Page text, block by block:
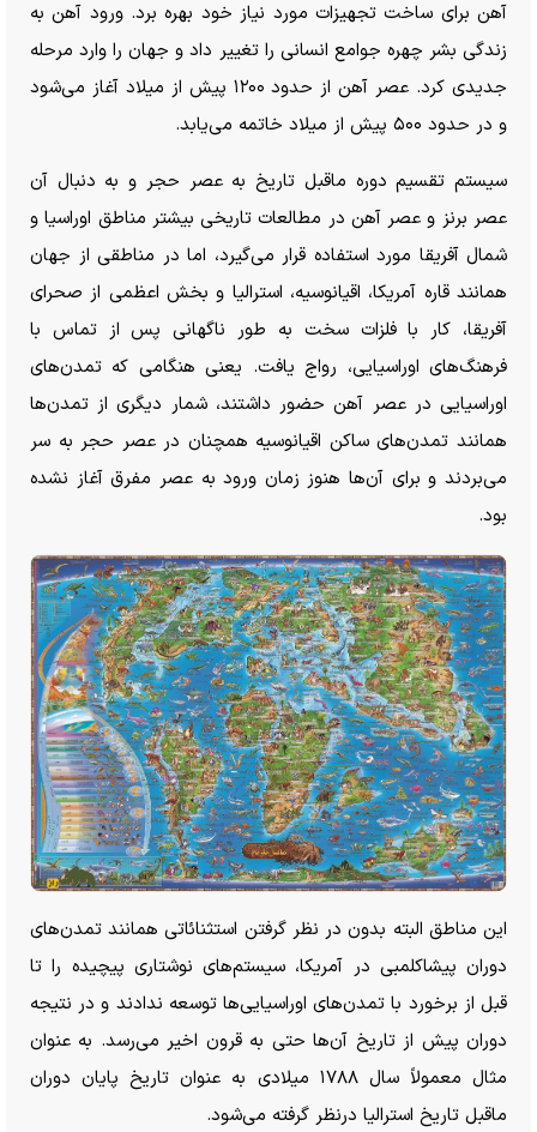
آهن برای ساخت تجهیزات مورد نیاز خود بهره برد. ورود آهن به
زندگی بشر چهره جوامع انسانی را تغییر داد و جهان را وارد مرحله
جدیدی کرد. عصر آهن از حدود ۱۲۰۰ پیش از میلاد آغاز می‌شود
و در حدود ۵۰۰ پیش از میلاد خاتمه می‌یابد.
سیستم تقسیم دوره ماقبل تاریخ به عصر حجر و به دنبال آن
عصر برنز و عصر آهن در مطالعات تاریخی بیشتر مناطق اوراسیا و
شمال آفریقا مورد استفاده قرار می‌گیرد، اما در مناطقی از جهان
همانند قاره آمریکا، اقیانوسیه، استرالیا و بخش اعظمی از صحرای
آفریقا، کار با فلزات سخت به طور ناگهانی پس از تماس با
فرهنگ‌های اوراسیایی، رواج یافت. یعنی هنگامی که تمدن‌های
اوراسیایی در عصر آهن حضور داشتند، شمار دیگری از تمدن‌ها
همانند تمدن‌های ساکن اقیانوسیه همچنان در عصر حجر به سر
می‌بردند و برای آن‌ها هنوز زمان ورود به عصر مفرق آغاز نشده
بود.
این مناطق البته بدون در نظر گرفتن استثنائاتی همانند تمدن‌های
دوران پیشاکلمبی در آمریکا، سیستم‌های نوشتاری پیچیده را تا
قبل از برخورد با تمدن‌های اوراسیایی‌ها توسعه ندادند و در نتیجه
دوران پیش از تاریخ آن‌ها حتی به قرون اخیر می‌رسد. به عنوان
مثال معمولاً سال ۱۷۸۸ میلادی به عنوان تاریخ پایان دوران
ماقبل تاریخ استرالیا درنظر گرفته می‌شود.